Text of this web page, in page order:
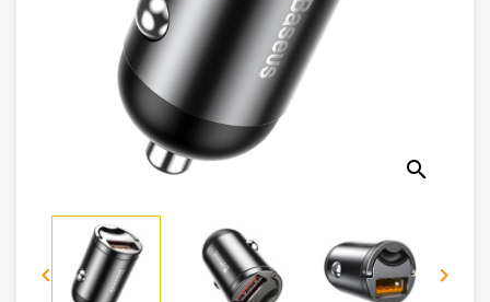
Electroménager
Sécurité
Mobilités
search
 